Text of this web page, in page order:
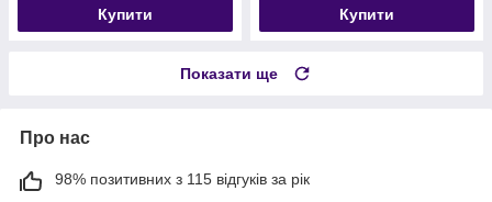
Купити Купити
Показати ще
Про нас
98% позитивних з 115 відгуків за рік